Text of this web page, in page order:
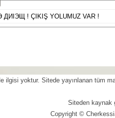
! ÇIKIŞ YOLUMUZ VAR !
yoktur. Sitede yayınlanan tüm
Siteden kaynak
Copyright ©